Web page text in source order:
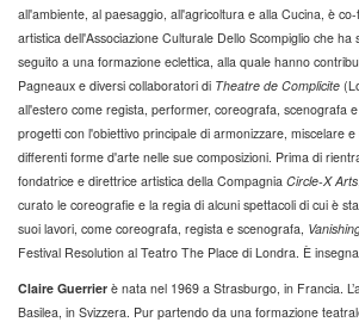
all'ambiente, al paesaggio, all'agricoltura e alla Cucina, è
artistica dell'Associazione Culturale Dello Scompiglio che
seguito a una formazione eclettica, alla quale hanno
Pagneaux e diversi collaboratori di Theatre de Complicite
all'estero come regista, performer, coreografa, scenografa
progetti con l'obiettivo principale di armonizzare, miscelare
differenti forme d'arte nelle sue composizioni. Prima di
fondatrice e direttrice artistica della Compagnia Circle-X Arts
curato le coreografie e la regia di alcuni spettacoli di cui è
suoi lavori, come coreografa, regista e scenografa,
Festival Resolution al Teatro The Place di Londra. È
Claire Guerrier è nata nel 1969 a Strasburgo, in Francia.
Basilea, in Svizzera. Pur partendo da una formazione